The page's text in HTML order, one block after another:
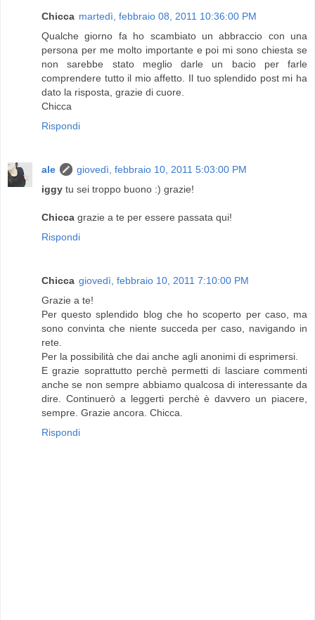
Chicca martedì, febbraio 08, 2011 10:36:00 PM
Qualche giorno fa ho scambiato un abbraccio con una
persona per me molto importante e poi mi sono chiesta se
non sarebbe stato meglio darle un bacio per farle
comprendere tutto il mio affetto. Il tuo splendido post mi ha
dato la risposta, grazie di cuore.
Chicca
Rispondi
ale
giovedì, febbraio 10, 2011 5:03:00 PM
iggy tu sei troppo buono :) grazie!
Chicca grazie a te per essere passata qui!
Rispondi
Chicca giovedì, febbraio 10, 2011 7:10:00 PM
Grazie a te!
Per questo splendido blog che ho scoperto per caso, ma
sono convinta che niente succeda per caso, navigando in
rete.
Per la possibilità che dai anche agli anonimi di esprimersi.
E grazie soprattutto perchè permetti di lasciare commenti
anche se non sempre abbiamo qualcosa di interessante da
dire. Continuerò a leggerti perchè è davvero un piacere,
sempre. Grazie ancora. Chicca.
Rispondi